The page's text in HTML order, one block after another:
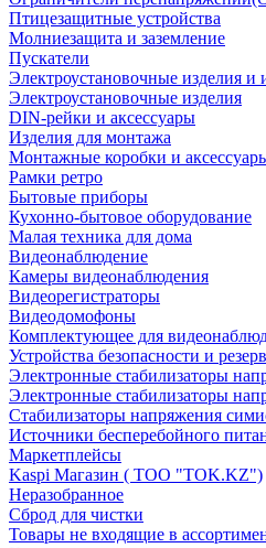
Птицезащитные устройства
Молниезащита и заземление
Пускатели
Электроустановочные изделия и
Электроустановочные изделия
DIN-рейки и аксессуары
Изделия для монтажа
Монтажные коробки и
Рамки ретро
Бытовые приборы
Кухонно-бытовое оборудование
Малая техника для дома
Видеонаблюдение
Камеры видеонаблюдения
Видеорегистраторы
Видеодомофоны
Комплектующее для
Устройства безопасности и
Электронные стабилизаторы
Электронные стабилизаторы
Стабилизаторы напряжения
Источники бесперебойного
Маркетплейсы
Kaspi Магазин ( ТОО "TOK.KZ")
Неразобранное
Сброд для чистки
Товары не входящие в